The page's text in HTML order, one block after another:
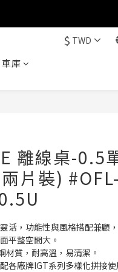
$ TWD
車庫
離線桌-0.5
片裝) #OFL-
活，功能性與風格搭配兼顧
平整空間大。
材質，耐高溫，易清潔。
各廠牌IGT系列多樣化拼接